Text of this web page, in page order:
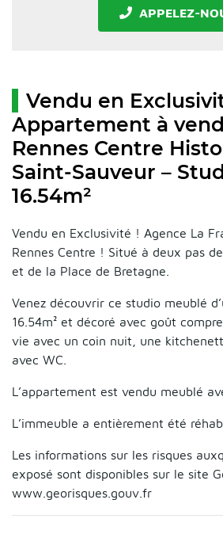
APPELEZ-
Vendu en
Appartement à
Rennes Centre
Saint-Sauveur –
16.54m²
Vendu en Exclusivité ! Agence La
Rennes Centre ! Situé à deux pas
et de la Place de Bretagne.
Venez découvrir ce studio meublé
16.54m² et décoré avec goût
vie avec un coin nuit, une
avec WC.
L’appartement est vendu meublé
L’immeuble a entièrement été
Les informations sur les risques
exposé sont disponibles sur le site
www.georisques.gouv.fr